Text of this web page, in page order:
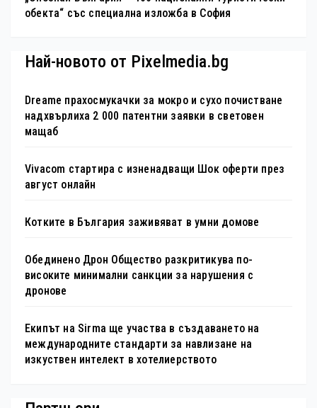
обекта“ със специална изложба в София
Най-новото от Pixelmedia.bg
Dreame прахосмукачки за мокро и сухо почистване
надхвърлиха 2 000 патентни заявки в световен
мащаб
Vivacom стартира с изненадващи Шок оферти през
август онлайн
Котките в България заживяват в умни домове
Обединено Дрон Общество разкритикува по-
високите минимални санкции за нарушения с
дронове
Екипът на Sirma ще участва в създаването на
международните стандарти за навлизане на
изкуствен интелект в хотелиерството